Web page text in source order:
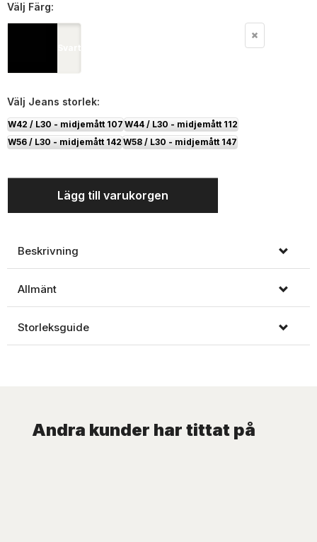
Välj Färg:
Svart
Välj Jeans storlek:
W42 / L30 - midjemått 107 W44 / L30 - midjemått 112
W56 / L30 - midjemått 142 W58 / L30 - midjemått 147
Lägg till varukorgen
Beskrivning
Allmänt
Storleksguide
Andra kunder har tittat på